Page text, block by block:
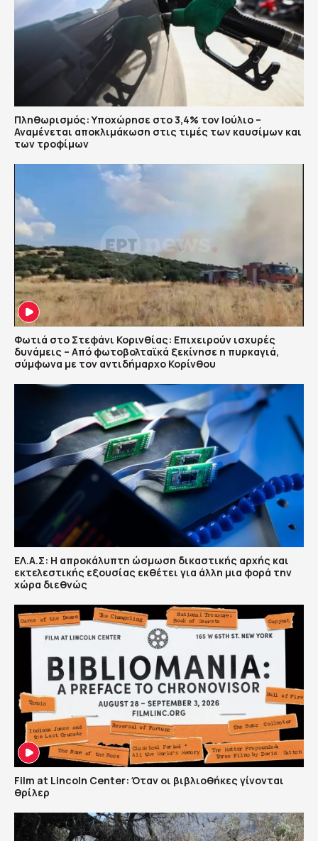
Πληθωρισμός: Υποχώρησε στο 3,4% τον Ιούλιο –
Αναμένεται αποκλιμάκωση στις τιμές των καυσίμων και
των τροφίμων
Φωτιά στο Στεφάνι Κορινθίας: Επιχειρούν ισχυρές
δυνάμεις – Από φωτοβολταϊκά ξεκίνησε η πυρκαγιά,
σύμφωνα με τον αντιδήμαρχο Κορίνθου
ΕΛ.Α.Σ: Η απροκάλυπτη ώσμωση δικαστικής αρχής και
εκτελεστικής εξουσίας εκθέτει για άλλη μια φορά την
χώρα διεθνώς
Film at Lincoln Center: Όταν οι βιβλιοθήκες γίνονται
θρίλερ